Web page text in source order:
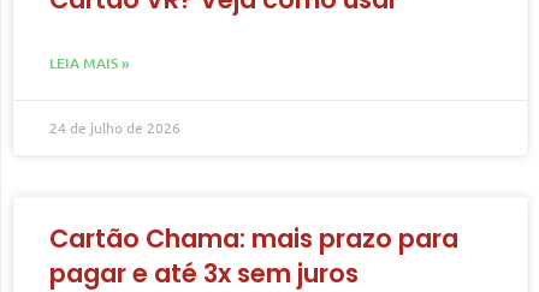
LEIA MAIS »
24 de julho de 2026
Cartão Chama: mais prazo para
pagar e até 3x sem juros